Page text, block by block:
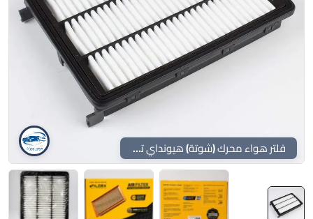
فلتر هواء محرك (شوتة) هيونداي توسان وكيا سبورتج (FILDEX) – كود 28113-D3300